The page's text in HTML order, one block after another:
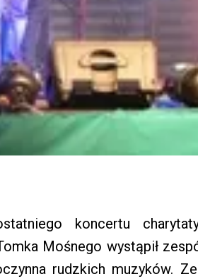
koncertu
Mośnego wystąpił
rudzkich muzyków.